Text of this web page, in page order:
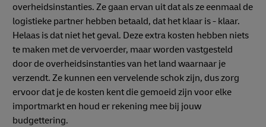
overheidsinstanties. Ze gaan ervan uit dat als ze eenmaal de
logistieke partner hebben betaald, dat het klaar is - klaar.
Helaas is dat niet het geval. Deze extra kosten hebben niets
te maken met de vervoerder, maar worden vastgesteld
door de overheidsinstanties van het land waarnaar je
verzendt. Ze kunnen een vervelende schok zijn, dus zorg
ervoor dat je de kosten kent die gemoeid zijn voor elke
importmarkt en houd er rekening mee bij jouw
budgettering.